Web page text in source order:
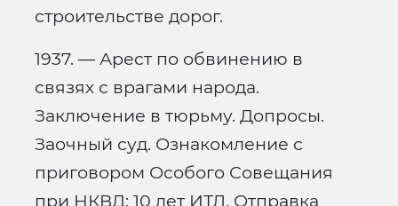
строительстве дорог.
1937. — Арест по обвинению в
связях с врагами народа.
Заключение в тюрьму. Допросы.
Заочный суд. Ознакомление с
приговором Особого Совещания
при НКВД: 10 лет ИТЛ. Отправка